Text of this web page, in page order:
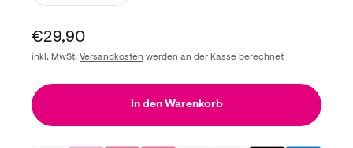
Angebot
€29,90
inkl. MwSt. Versandkosten werden an der Kasse berechnet
In den Warenkorb